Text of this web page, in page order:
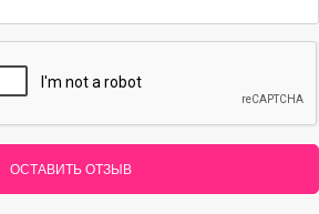
ОСТАВИТЬ ОТЗЫВ